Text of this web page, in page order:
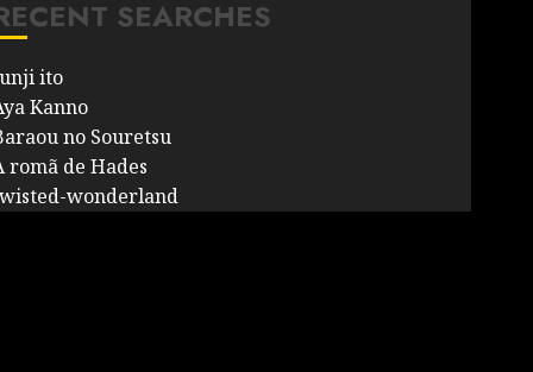
SEARCHES
ito
Kanno
no Souretsu
romã de Hades
wonderland